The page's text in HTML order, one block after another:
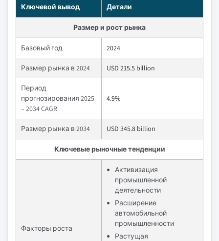
Ключевой вывод Детали
Размер и рост рынка
Базовый год 2024
Размер рынка в 2024 USD 215.5 billion
Период
прогнозирования 2025
– 2034 CAGR
4.9%
Размер рынка в 2034 USD 345.8 billion
Ключевые рыночные тенденции
Факторы роста
Активизация
промышленной
деятельности
Расширение
автомобильной
промышленности
Растущая